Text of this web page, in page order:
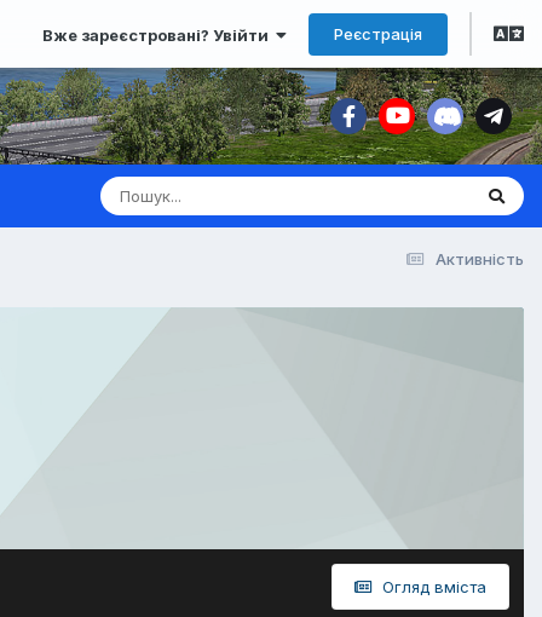
Вже зареєстровані? Увійти Реєстрація
Активність
Огляд вміста